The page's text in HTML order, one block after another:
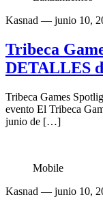
Kasnad — junio 10,
Tribeca
DETALLES
Tribeca Games
evento El Tribeca
junio de […]
Mobile
Kasnad — junio 10,